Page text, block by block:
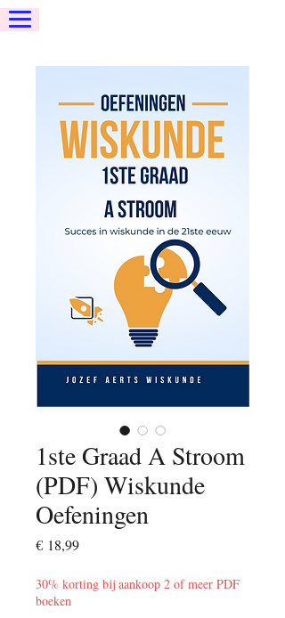
1ste Graad A Stroom
(PDF) Wiskunde
Oefeningen
€ 18,99Prijs
30% korting bij aankoop 2 of meer PDF
boeken